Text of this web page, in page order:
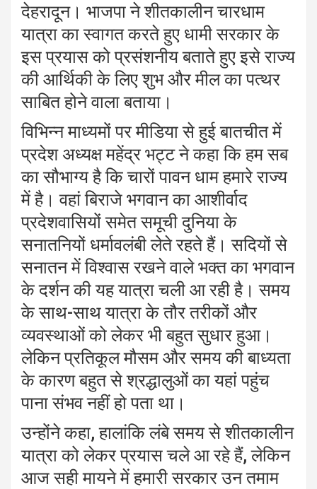
देहरादून। भाजपा ने शीतकालीन चारधाम
यात्रा का स्वागत करते हुए धामी सरकार के
इस प्रयास को प्रसंशनीय बताते हुए इसे राज्य
की आर्थिकी के लिए शुभ और मील का पत्थर
साबित होने वाला बताया।
विभिन्न माध्यमों पर मीडिया से हुई बातचीत में
प्रदेश अध्यक्ष महेंद्र भट्ट ने कहा कि हम सब
का सौभाग्य है कि चारों पावन धाम हमारे राज्य
में है। वहां बिराजे भगवान का आशीर्वाद
प्रदेशवासियों समेत समूची दुनिया के
सनातनियों धर्मावलंबी लेते रहते हैं। सदियों से
सनातन में विश्वास रखने वाले भक्त का भगवान
के दर्शन की यह यात्रा चली आ रही है। समय
के साथ-साथ यात्रा के तौर तरीकों और
व्यवस्थाओं को लेकर भी बहुत सुधार हुआ।
लेकिन प्रतिकूल मौसम और समय की बाध्यता
के कारण बहुत से श्रद्धालुओं का यहां पहुंच
पाना संभव नहीं हो पता था।
उन्होंने कहा, हालांकि लंबे समय से शीतकालीन
यात्रा को लेकर प्रयास चले आ रहे हैं, लेकिन
आज सही मायने में हमारी सरकार उन तमाम